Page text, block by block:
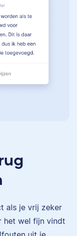
als je vrij zeker
het wel fijn vindt